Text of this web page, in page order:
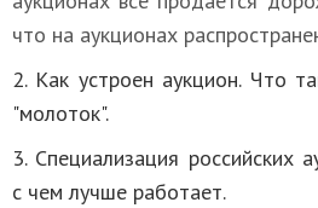
что на аукционах
2. Как устроен аукцион. Что
"молоток".
3. Специализация российских
с чем лучше работает.